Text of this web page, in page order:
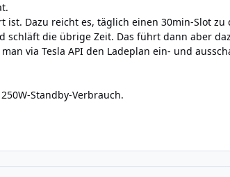
Dazu reicht es, täglich einen 30min-Slot zu
schläft die übrige Zeit. Das führt dann aber
via Tesla API den Ladeplan ein- und
Standby-Verbrauch.